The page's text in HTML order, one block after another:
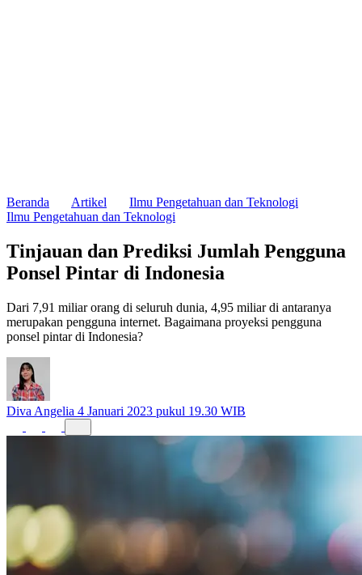
Beranda Artikel
Ilmu Pengetahuan dan Teknologi
Ilmu Pengetahuan dan Teknologi
Tinjauan dan Prediksi Jumlah Pengguna
Ponsel Pintar di Indonesia
Dari 7,91 miliar orang di seluruh dunia, 4,95 miliar di antaranya
merupakan pengguna internet. Bagaimana proyeksi pengguna
ponsel pintar di Indonesia?
Diva Angelia 4 Januari 2023 pukul 19.30 WIB